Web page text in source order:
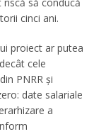
riscă să conducă
cinci ani.
proiect ar putea
cele
PNRR și
date salariale
a